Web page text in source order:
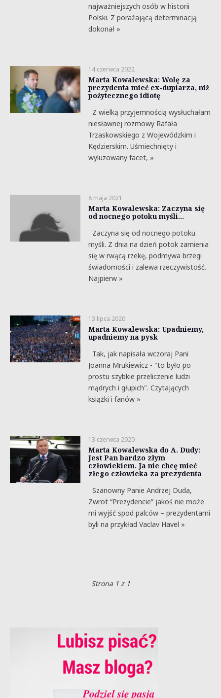
najważniejszych osób w historii
Polski. Z porażającą determinacją
dokonał »
14 czerwca 2022
Marta Kowalewska: Wolę za
prezydenta mieć ex-dupiarza, niż
pożytecznego idiotę
Z wielką przyjemnością wysłuchałam
niesławnej rozmowy Rafała
Trzaskowskiego z Wojewódzkim i
Kędzierskim. Uśmiechnięty i
wyluzowany facet, »
8 maja 2021
Marta Kowalewska: Zaczyna się
od nocnego potoku myśli…
Zaczyna się od nocnego potoku
myśli. Z dnia na dzień potok zamienia
się w rwącą rzekę, podmywa brzegi
świadomości i zalewa rzeczywistość.
Najpierw »
13 lipca 2020
Marta Kowalewska: Upadniemy,
upadniemy na pysk
Tak, jak napisała wczoraj Pani
Joanna Mrukiewicz - "to było po
prostu szybkie przeliczenie ludzi
mądrych i głupich". Czytających
książki i fanów »
13 czerwca 2020
Marta Kowalewska do A. Dudy:
Jest Pan bardzo złym
człowiekiem. Ja nie chcę mieć
złego człowieka za prezydenta
Szanowny Panie Andrzej Duda,
Zwrot “Prezydencie” jakoś nie może
mi wyjść spod palców – prezydentami
byli na przykład Vaclav Havel »
Strona 1 z 1